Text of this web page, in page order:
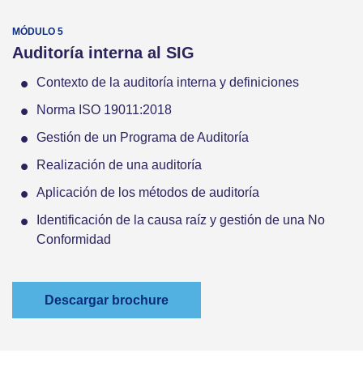
Auditoría interna al SIG
Contexto de la auditoría interna y definiciones
Norma ISO 19011:2018
Gestión de un Programa de Auditoría
Realización de una auditoría
Aplicación de los métodos de auditoría
Identificación de la causa raíz y gestión de una No
Conformidad
Descargar brochure